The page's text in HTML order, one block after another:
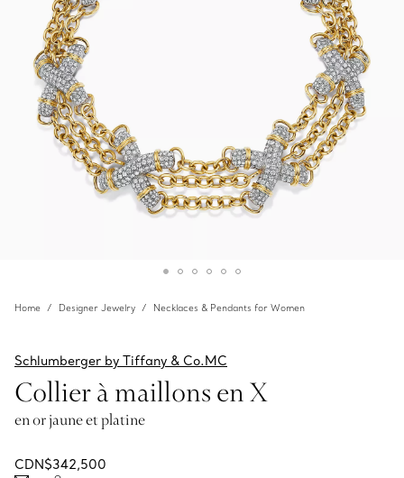
Home Designer Jewelry Necklaces & Pendants for Women
Schlumberger by Tiffany & Co.MC
Collier à maillons en X
en or jaune et platine
CDN$342,500